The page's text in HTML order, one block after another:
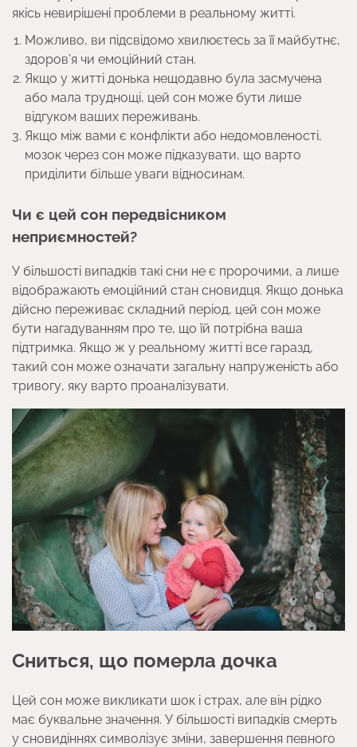
якісь невирішені проблеми в реальному житті.
Можливо, ви підсвідомо хвилюєтесь за її майбутнє,
здоров’я чи емоційний стан.
Якщо у житті донька нещодавно була засмучена
або мала труднощі, цей сон може бути лише
відгуком ваших переживань.
Якщо між вами є конфлікти або недомовленості,
мозок через сон може підказувати, що варто
приділити більше уваги відносинам.
Чи є цей сон передвісником
неприємностей?
У більшості випадків такі сни не є пророчими, а лише
відображають емоційний стан сновидця. Якщо донька
дійсно переживає складний період, цей сон може
бути нагадуванням про те, що їй потрібна ваша
підтримка. Якщо ж у реальному житті все гаразд,
такий сон може означати загальну напруженість або
тривогу, яку варто проаналізувати.
Сниться, що померла дочка
Цей сон може викликати шок і страх, але він рідко
має буквальне значення. У більшості випадків смерть
у сновидіннях символізує зміни, завершення певного